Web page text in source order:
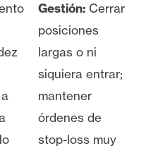
Gestión: Cerrar
posiciones
largas o ni
siquiera entrar;
mantener
órdenes de
stop-loss muy